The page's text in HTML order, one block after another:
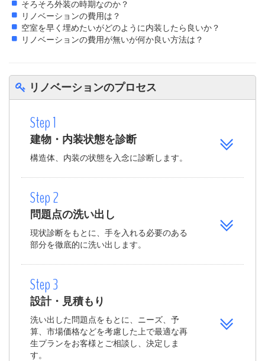
そろそろ外装の時期なのか？
リノベーションの費用は？
空室を早く埋めたいがどのように内装したら良いか？
リノベーションの費用が無いが何か良い方法は？
リノベーションのプロセス
Step 1
建物・内装状態を診断
構造体、内装の状態を入念に診断します。
Step 2
問題点の洗い出し
現状診断をもとに、手を入れる必要のある
部分を徹底的に洗い出します。
Step 3
設計・見積もり
洗い出した問題点をもとに、ニーズ、予
算、市場価格などを考慮した上で最適な再
生プランをお客様とご相談し、決定しま
す。